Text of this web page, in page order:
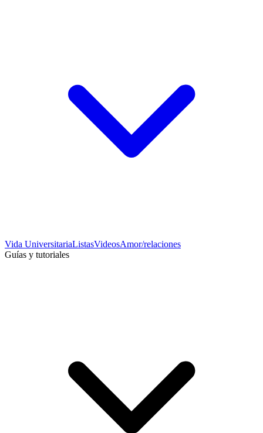
Vida UniversitariaListasVideosAmor/relaciones
Guías y tutoriales